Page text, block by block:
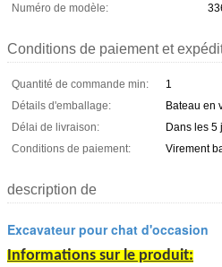
Numéro de modèle:
Conditions de paiement et
Quantité de commande min:
1
Détails d'emballage:
Bateau en
Délai de livraison:
Dans les 5
Conditions de paiement:
Virement
description de
Excavateur pour chat d'occasion
Informations sur le produit: